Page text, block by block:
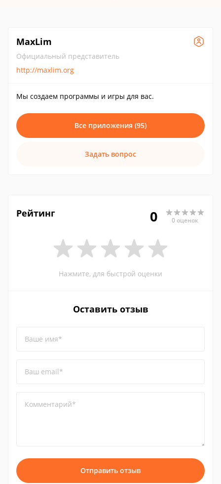
MaxLim
Официальный представитель
http://maxlim.org
Мы создаем программы и игры для вас.
Все приложения (95)
Задать вопрос
Рейтинг 0 0 оценок
Нажмите, для быстрой оценки
Оставить отзыв
Ваше имя*
Ваш email*
Комментарий*
Отправить отзыв